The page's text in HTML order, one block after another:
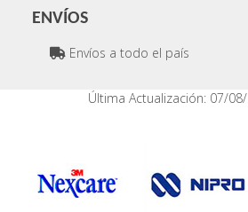
ENVÍOS
Envíos a todo el país
Última Actualización: 07/